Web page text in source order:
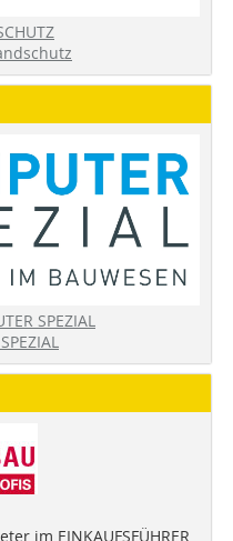
SPEZIAL
im EINKAUFSFÜHRER